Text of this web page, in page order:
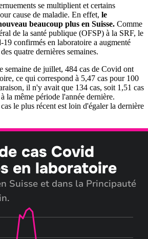
se multiplient et certains
cause de maladie. En effet, le
beaucoup plus en Suisse. Comme
de la santé publique (OFSP) à la SRF, le
confirmés en laboratoire a augmenté
quatre dernières semaines.
semaine de juillet, 484 cas de Covid ont
ce qui correspond à 5,47 cas pour 100
il n'y avait que 134 cas, soit 1,51 cas
la même période l'année dernière.
le plus récent est loin d'égaler la dernière